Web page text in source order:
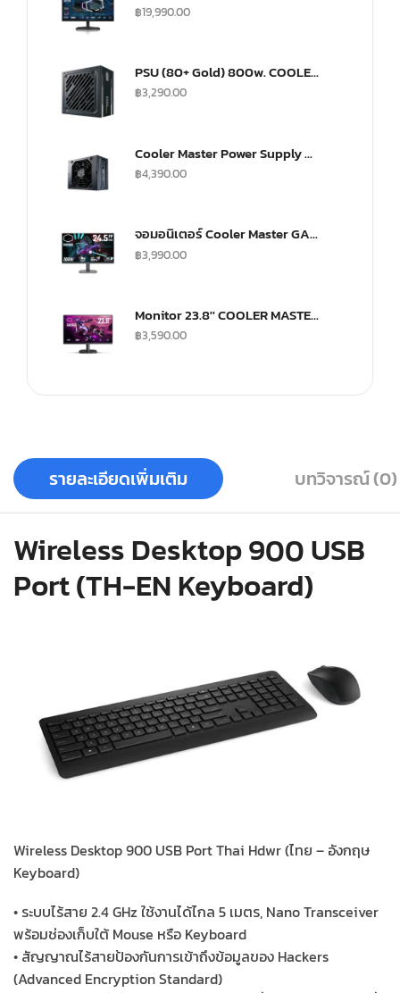
฿19,990.00
PSU (80+ Gold) 800w. COOLER MASTER G800 (MPW-8001-ACAAG)
฿3,290.00
Cooler Master Power Supply V SFX 750Watt Fully Modular A/EU Cable Gold
฿4,390.00
จอมอนิเตอร์ Cooler Master GA2501 Gaming Monitor (IPS 100Hz)
฿3,990.00
Monitor 23.8'' COOLER MASTER GA241
฿3,590.00
รายละเอียดเพิ่มเติม บทวิจารณ์ (0)
Wireless Desktop 900 USB
Port (TH-EN Keyboard)
Wireless Desktop 900 USB Port Thai Hdwr (ไทย – อังกฤษ
Keyboard)
• ระบบไร้สาย 2.4 GHz ใช้งานได้ไกล 5 เมตร, Nano Transceiver
พร้อมช่องเก็บใต้ Mouse หรือ Keyboard
• สัญญาณไร้สายป้องกันการเข้าถึงข้อมูลของ Hackers
(Advanced Encryption Standard)